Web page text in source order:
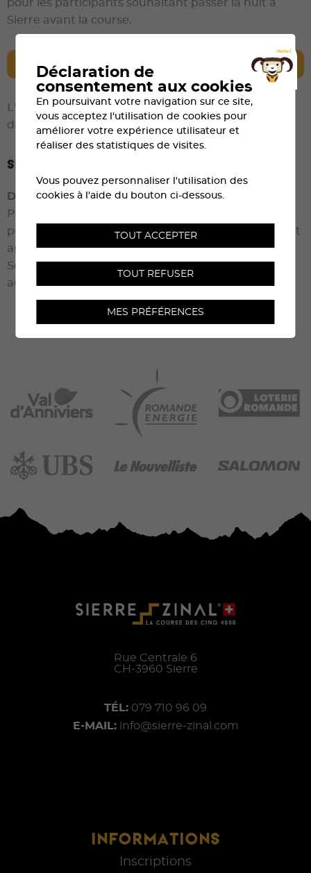
pour les participants souhaitant passer la nuit à
Sierre avant la course.
EN SAVOIR PLUS
L'organisateur décline toute responsabilité en cas
de "parking sauvage".
Sécurité aérienne
DRONES INTERDITS SUR LE SITE (Sierre et Zinal)
Pour des raisons de sécurité, tout vol de drone
personnel est interdit sur l’ensemble du parcours et
aux abords de l’événement.
Seuls les drones autorisés par l’organisation sont
admis. Merci de votre compréhension.
INFORMATIONS
Inscriptions
Rue Centrale 6
CH-3960 Sierre
TÉL: 079 710 96 09
E-MAIL: info@sierre-zinal.com
Déclaration de
consentement aux cookies
En poursuivant votre navigation sur ce site,
vous acceptez l'utilisation de cookies pour
améliorer votre expérience utilisateur et
réaliser des statistiques de visites.
Vous pouvez personnaliser l'utilisation des
cookies à l'aide du bouton ci-dessous.
TOUT ACCEPTER
TOUT REFUSER
MES PRÉFÉRENCES